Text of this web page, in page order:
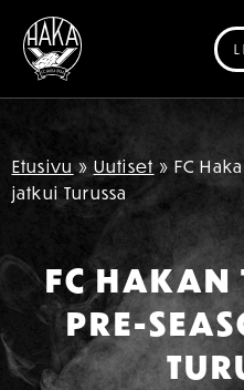
Siirry sisältöön
Etusivu » Uutiset » FC
jatkui Turussa
FC HAKAN
PRE-